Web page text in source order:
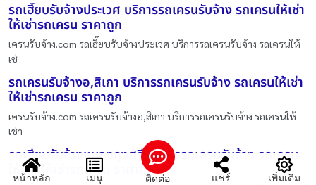
รถเฮี๊ยบรับจ้างประเวศ บริการรถเครนรับจ้าง รถเครนให้เช่า
ให้เช่ารถเครน ราคาถูก
เครนรับจ้าง.com รถเฮี๊ยบรับจ้างประเวศ บริการรถเครนรับจ้าง รถเครนให้
เช่
รถเครนรับจ้างอ,สิเกา บริการรถเครนรับจ้าง รถเครนให้เช่า
ให้เช่ารถเครน ราคาถูก
เครนรับจ้าง.com รถเครนรับจ้างอ,สิเกา บริการรถเครนรับจ้าง รถเครนให้
เช่า
รถเฮี๊ยบรับจ้างหนองกุงศรี บริการรถเครนรับจ้าง รถเครน
ให้เช่า ให้เช่ารถเครน ราคาถูก
หน้าหลัก เมนู ติดต่อ แชร์ เพิ่มเติม